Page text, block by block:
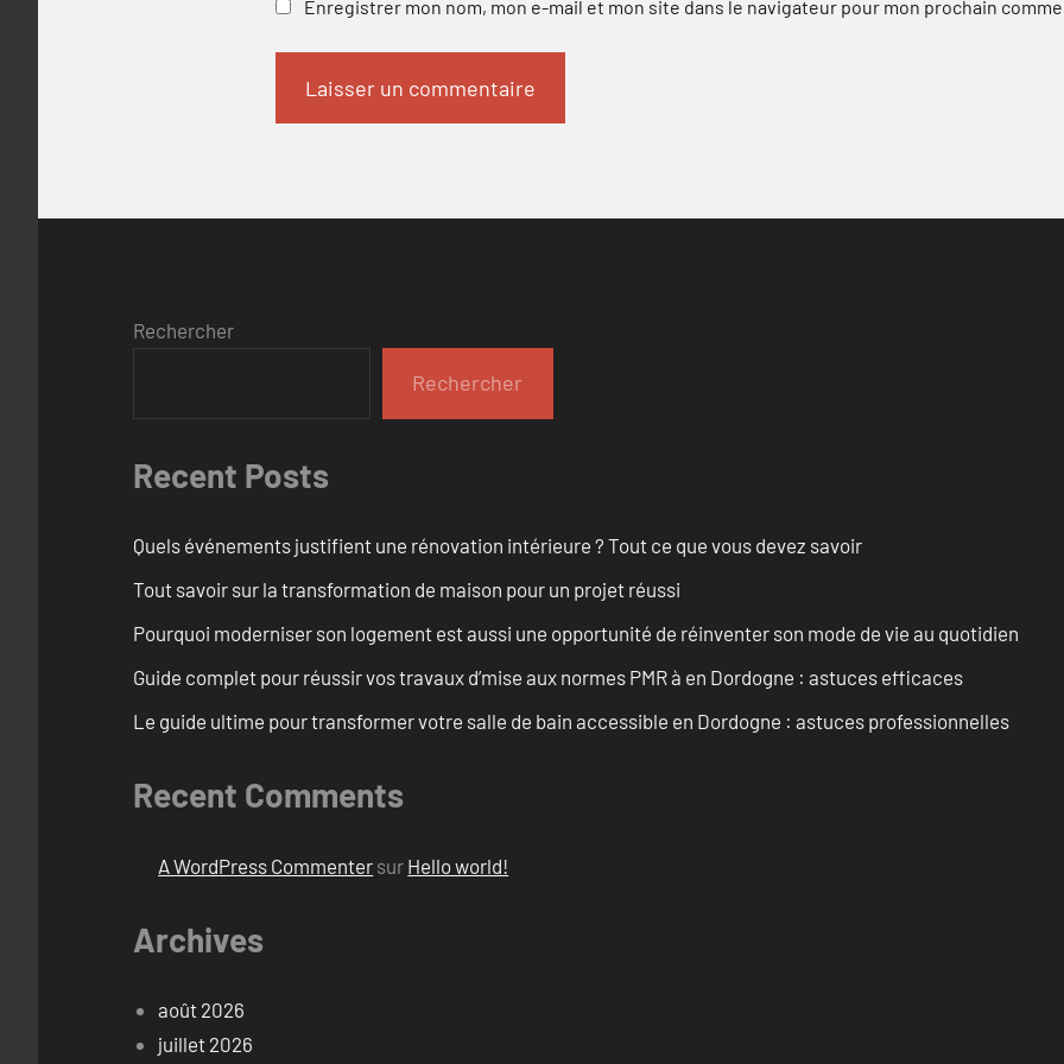
Enregistrer mon nom, mon e-mail et mon site dans le navigateur pour mon prochain
Rechercher
Rechercher
Recent Posts
Quels événements justifient une rénovation intérieure ? Tout ce que vous devez savoir
Tout savoir sur la transformation de maison pour un projet réussi
Pourquoi moderniser son logement est aussi une opportunité de réinventer son mode de vie au quotidien
Guide complet pour réussir vos travaux d’mise aux normes PMR à en Dordogne : astuces efficaces
Le guide ultime pour transformer votre salle de bain accessible en Dordogne : astuces professionnelles
Recent Comments
A WordPress Commenter sur Hello world!
Archives
août 2026
juillet 2026